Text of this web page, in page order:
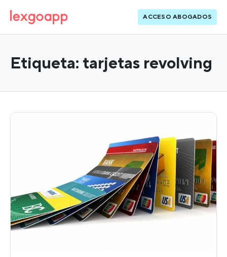
ACCESO ABOGADOS
Etiqueta: tarjetas revolving